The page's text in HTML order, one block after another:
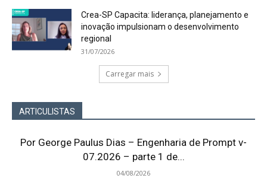
Crea-SP Capacita: liderança, planejamento e
inovação impulsionam o desenvolvimento
regional
31/07/2026
Carregar mais
ARTICULISTAS
Por George Paulus Dias – Engenharia de Prompt v-
07.2026 – parte 1 de...
04/08/2026